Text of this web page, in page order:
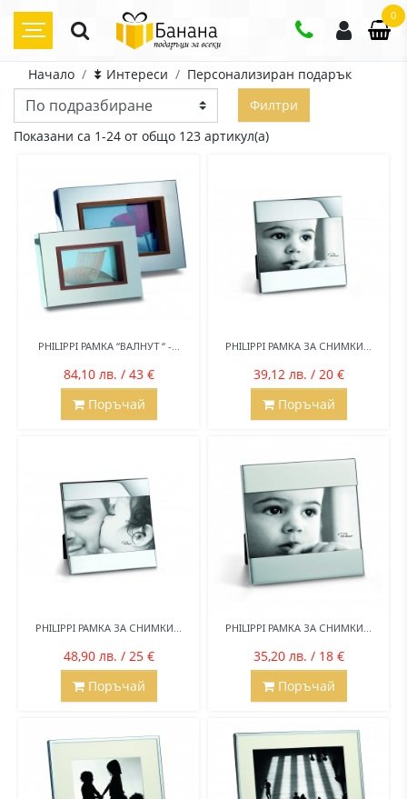
0
Начало ⯯ Интереси
Персонализиран подарък
Филтри
Показани са 1-24 от общо 123 артикул(а)
PHILIPPI РАМКА “ВАЛНУТ “ -...
84,10 лв. / 43 €
Поръчай
PHILIPPI РАМКА ЗА СНИМКИ...
39,12 лв. / 20 €
Поръчай
PHILIPPI РАМКА ЗА СНИМКИ...
48,90 лв. / 25 €
Поръчай
PHILIPPI РАМКА ЗА СНИМКИ...
35,20 лв. / 18 €
Поръчай